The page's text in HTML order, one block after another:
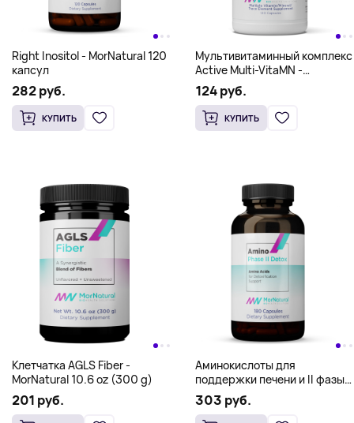
Коллаген/AGLS Collagen -
MorNatural 13.8 oz (390 g)
КУПИТЬ
Комплекс для беременных и
кормящих Preg&Lact Mom -
MorNatural 120 caps
КУПИТЬ
Right Inositol - MorNatural 120
капсул
КУПИТЬ
Мультивитаминный комплекс
Active Multi-VitaMN -
MorNatural 120 caps
КУПИТЬ